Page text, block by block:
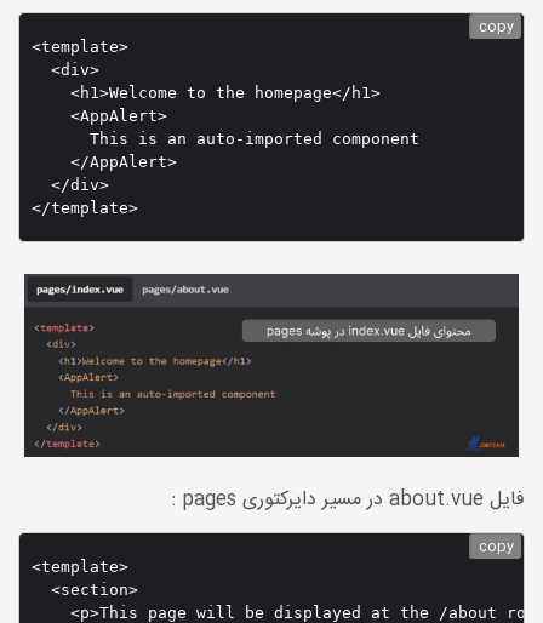
<template>
  <div>
    <h1>Welcome to the homepage</h1>
    <AppAlert>
      This is an auto-imported component
    </AppAlert>
  </div>
copy
فایل about.vue در مسیر دایرکتوری pages :
<template>
  <section>
<p>This page will be displayed at the /about
copy